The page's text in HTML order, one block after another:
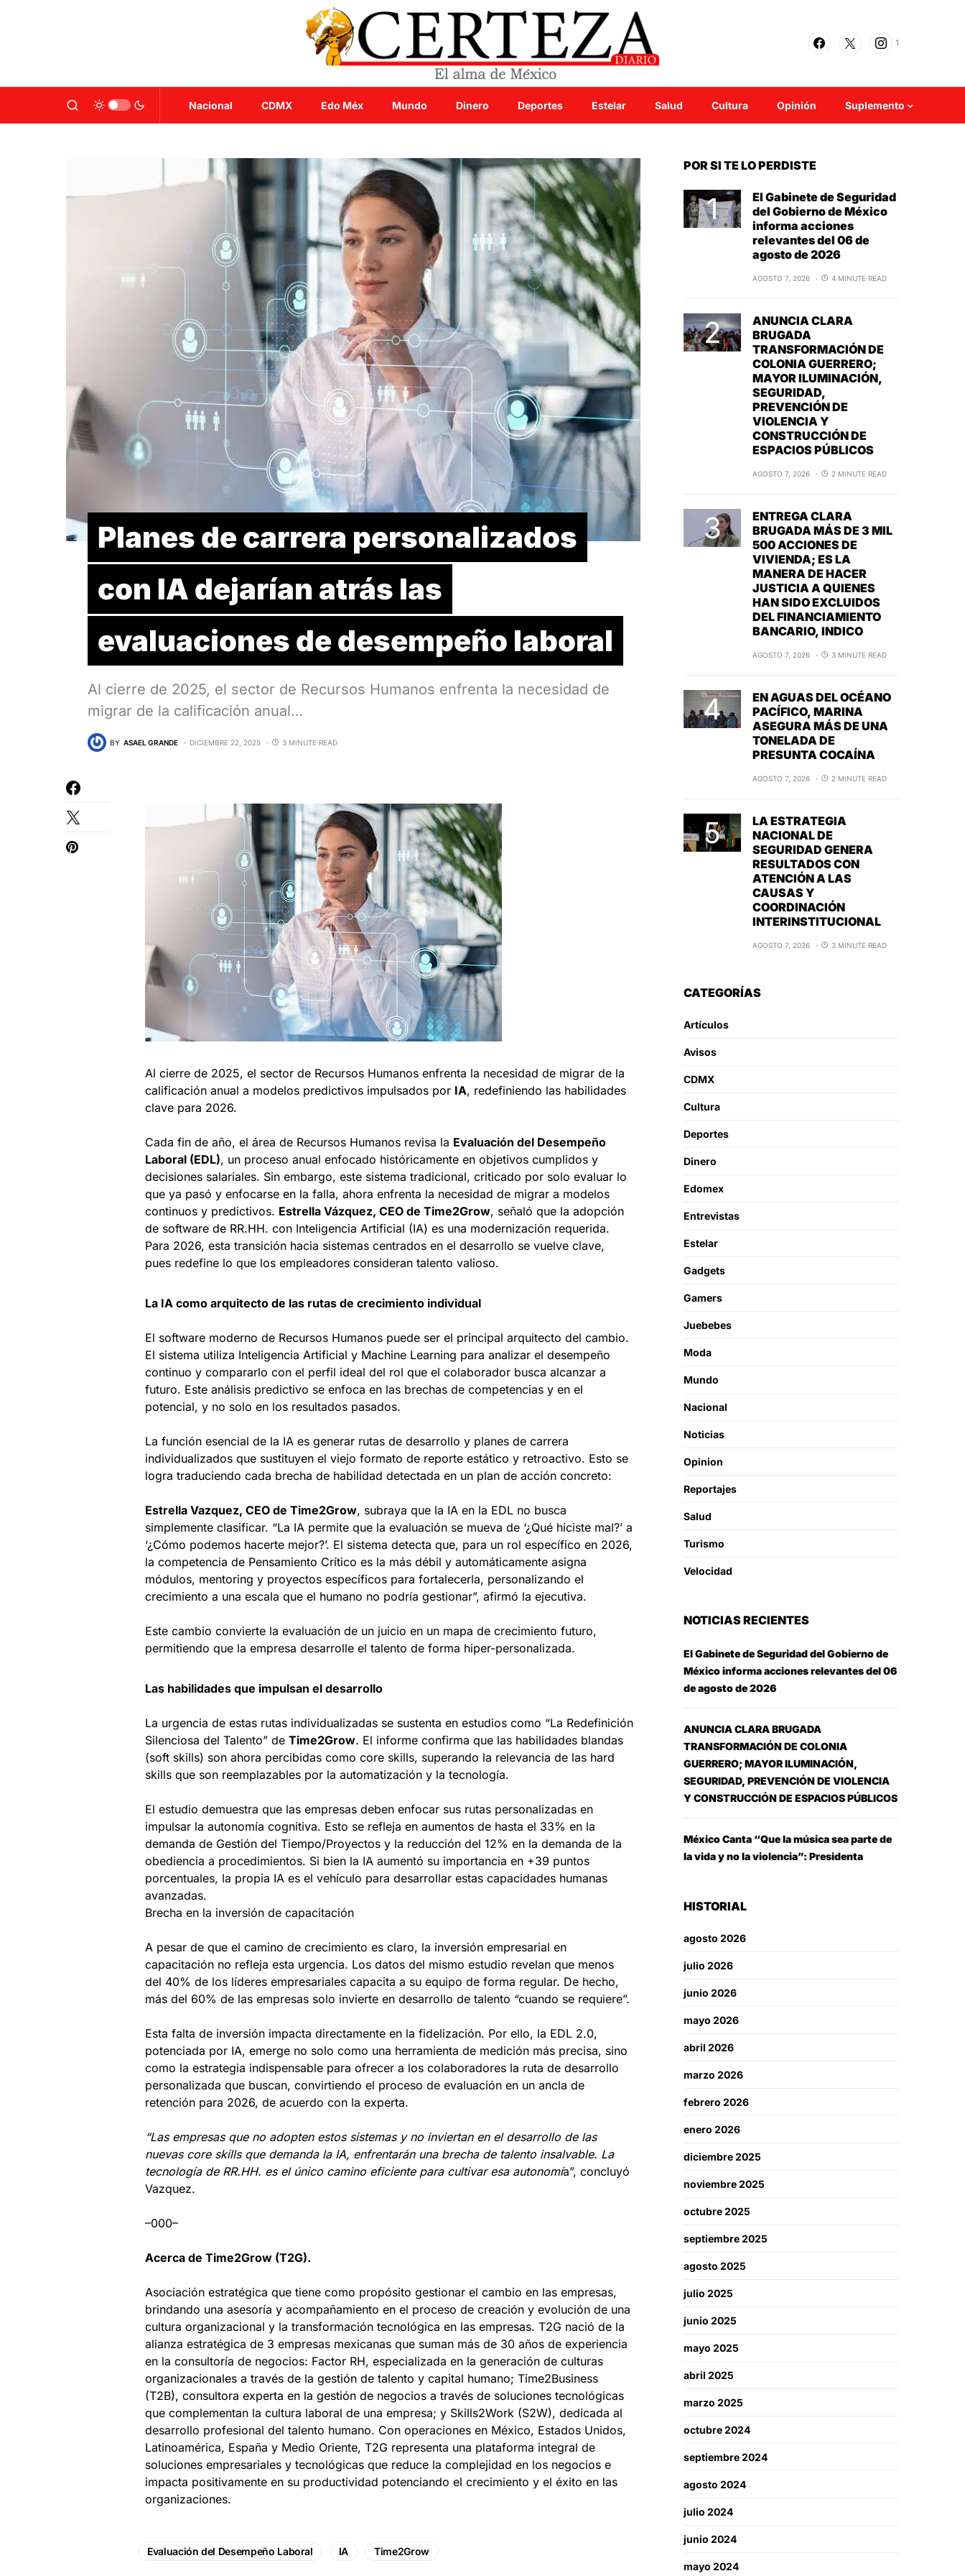
1
Nacional CDMX Edo Méx Mundo Dinero Deportes Estelar Salud Cultura Opinión Suplemento
Planes de carrera personalizados
con IA dejarían atrás las
evaluaciones de desempeño laboral
Al cierre de 2025, el sector de Recursos Humanos enfrenta la necesidad de
migrar de la calificación anual…
BY ASAEL GRANDE DICIEMBRE 22, 2025 3 MINUTE READ
Al cierre de 2025, el sector de Recursos Humanos enfrenta la necesidad de migrar de la
calificación anual a modelos predictivos impulsados por IA, redefiniendo las habilidades
clave para 2026.
Cada fin de año, el área de Recursos Humanos revisa la Evaluación del Desempeño
Laboral (EDL), un proceso anual enfocado históricamente en objetivos cumplidos y
decisiones salariales. Sin embargo, este sistema tradicional, criticado por solo evaluar lo
que ya pasó y enfocarse en la falla, ahora enfrenta la necesidad de migrar a modelos
continuos y predictivos. Estrella Vázquez, CEO de Time2Grow, señaló que la adopción
de software de RR.HH. con Inteligencia Artificial (IA) es una modernización requerida.
Para 2026, esta transición hacia sistemas centrados en el desarrollo se vuelve clave,
pues redefine lo que los empleadores consideran talento valioso.
La IA como arquitecto de las rutas de crecimiento individual
El software moderno de Recursos Humanos puede ser el principal arquitecto del cambio.
El sistema utiliza Inteligencia Artificial y Machine Learning para analizar el desempeño
continuo y compararlo con el perfil ideal del rol que el colaborador busca alcanzar a
futuro. Este análisis predictivo se enfoca en las brechas de competencias y en el
potencial, y no solo en los resultados pasados.
La función esencial de la IA es generar rutas de desarrollo y planes de carrera
individualizados que sustituyen el viejo formato de reporte estático y retroactivo. Esto se
logra traduciendo cada brecha de habilidad detectada en un plan de acción concreto:
Estrella Vazquez, CEO de Time2Grow, subraya que la IA en la EDL no busca
simplemente clasificar. “La IA permite que la evaluación se mueva de ‘¿Qué hiciste mal?’ a
‘¿Cómo podemos hacerte mejor?’. El sistema detecta que, para un rol específico en 2026,
la competencia de Pensamiento Crítico es la más débil y automáticamente asigna
módulos, mentoring y proyectos específicos para fortalecerla, personalizando el
crecimiento a una escala que el humano no podría gestionar”, afirmó la ejecutiva.
Este cambio convierte la evaluación de un juicio en un mapa de crecimiento futuro,
permitiendo que la empresa desarrolle el talento de forma hiper-personalizada.
Las habilidades que impulsan el desarrollo
La urgencia de estas rutas individualizadas se sustenta en estudios como “La Redefinición
Silenciosa del Talento” de Time2Grow. El informe confirma que las habilidades blandas
(soft skills) son ahora percibidas como core skills, superando la relevancia de las hard
skills que son reemplazables por la automatización y la tecnología.
El estudio demuestra que las empresas deben enfocar sus rutas personalizadas en
impulsar la autonomía cognitiva. Esto se refleja en aumentos de hasta el 33% en la
demanda de Gestión del Tiempo/Proyectos y la reducción del 12% en la demanda de la
obediencia a procedimientos. Si bien la IA aumentó su importancia en +39 puntos
porcentuales, la propia IA es el vehículo para desarrollar estas capacidades humanas
avanzadas.
Brecha en la inversión de capacitación
A pesar de que el camino de crecimiento es claro, la inversión empresarial en
capacitación no refleja esta urgencia. Los datos del mismo estudio revelan que menos
del 40% de los líderes empresariales capacita a su equipo de forma regular. De hecho,
más del 60% de las empresas solo invierte en desarrollo de talento “cuando se requiere”.
Esta falta de inversión impacta directamente en la fidelización. Por ello, la EDL 2.0,
potenciada por IA, emerge no solo como una herramienta de medición más precisa, sino
como la estrategia indispensable para ofrecer a los colaboradores la ruta de desarrollo
personalizada que buscan, convirtiendo el proceso de evaluación en un ancla de
retención para 2026, de acuerdo con la experta.
“Las empresas que no adopten estos sistemas y no inviertan en el desarrollo de las
nuevas core skills que demanda la IA, enfrentarán una brecha de talento insalvable. La
tecnología de RR.HH. es el único camino eficiente para cultivar esa autonomía”, concluyó
Vazquez.
–000–
Acerca de Time2Grow (T2G).
Asociación estratégica que tiene como propósito gestionar el cambio en las empresas,
brindando una asesoría y acompañamiento en el proceso de creación y evolución de una
cultura organizacional y la transformación tecnológica en las empresas. T2G nació de la
alianza estratégica de 3 empresas mexicanas que suman más de 30 años de experiencia
en la consultoría de negocios: Factor RH, especializada en la generación de culturas
organizacionales a través de la gestión de talento y capital humano; Time2Business
(T2B), consultora experta en la gestión de negocios a través de soluciones tecnológicas
que complementan la cultura laboral de una empresa; y Skills2Work (S2W), dedicada al
desarrollo profesional del talento humano. Con operaciones en México, Estados Unidos,
Latinoamérica, España y Medio Oriente, T2G representa una plataforma integral de
soluciones empresariales y tecnológicas que reduce la complejidad en los negocios e
impacta positivamente en su productividad potenciando el crecimiento y el éxito en las
organizaciones.
Evaluación del Desempeño Laboral IA Time2Grow
POR SI TE LO PERDISTE
El Gabinete de Seguridad
del Gobierno de México
informa acciones
relevantes del 06 de
agosto de 2026
AGOSTO 7, 2026 4 MINUTE READ
ANUNCIA CLARA
BRUGADA
TRANSFORMACIÓN DE
COLONIA GUERRERO;
MAYOR ILUMINACIÓN,
SEGURIDAD,
PREVENCIÓN DE
VIOLENCIA Y
CONSTRUCCIÓN DE
ESPACIOS PÚBLICOS
AGOSTO 7, 2026 2 MINUTE READ
ENTREGA CLARA
BRUGADA MÁS DE 3 MIL
500 ACCIONES DE
VIVIENDA; ES LA
MANERA DE HACER
JUSTICIA A QUIENES
HAN SIDO EXCLUIDOS
DEL FINANCIAMIENTO
BANCARIO, INDICO
AGOSTO 7, 2026 3 MINUTE READ
EN AGUAS DEL OCÉANO
PACÍFICO, MARINA
ASEGURA MÁS DE UNA
TONELADA DE
PRESUNTA COCAÍNA
AGOSTO 7, 2026 2 MINUTE READ
LA ESTRATEGIA
NACIONAL DE
SEGURIDAD GENERA
RESULTADOS CON
ATENCIÓN A LAS
CAUSAS Y
COORDINACIÓN
INTERINSTITUCIONAL
AGOSTO 7, 2026 3 MINUTE READ
CATEGORÍAS
Artículos
Avisos
CDMX
Cultura
Deportes
Dinero
Edomex
Entrevistas
Estelar
Gadgets
Gamers
Juebebes
Moda
Mundo
Nacional
Noticias
Opinion
Reportajes
Salud
Turismo
Velocidad
NOTICIAS RECIENTES
El Gabinete de Seguridad del Gobierno de
México informa acciones relevantes del 06
de agosto de 2026
ANUNCIA CLARA BRUGADA
TRANSFORMACIÓN DE COLONIA
GUERRERO; MAYOR ILUMINACIÓN,
SEGURIDAD, PREVENCIÓN DE VIOLENCIA
Y CONSTRUCCIÓN DE ESPACIOS PÚBLICOS
México Canta “Que la música sea parte de
la vida y no la violencia”: Presidenta
HISTORIAL
agosto 2026
julio 2026
junio 2026
mayo 2026
abril 2026
marzo 2026
febrero 2026
enero 2026
diciembre 2025
noviembre 2025
octubre 2025
septiembre 2025
agosto 2025
julio 2025
junio 2025
mayo 2025
abril 2025
marzo 2025
octubre 2024
septiembre 2024
agosto 2024
julio 2024
junio 2024
mayo 2024